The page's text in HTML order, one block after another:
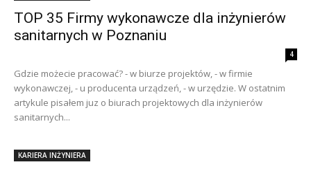
TOP 35 Firmy wykonawcze dla inżynierów
sanitarnych w Poznaniu
4
Gdzie możecie pracować? - w biurze projektów, - w firmie
wykonawczej, - u producenta urządzeń, - w urzędzie. W ostatnim
artykule pisałem juz o biurach projektowych dla inżynierów
sanitarnych...
KARIERA INŻYNIERA